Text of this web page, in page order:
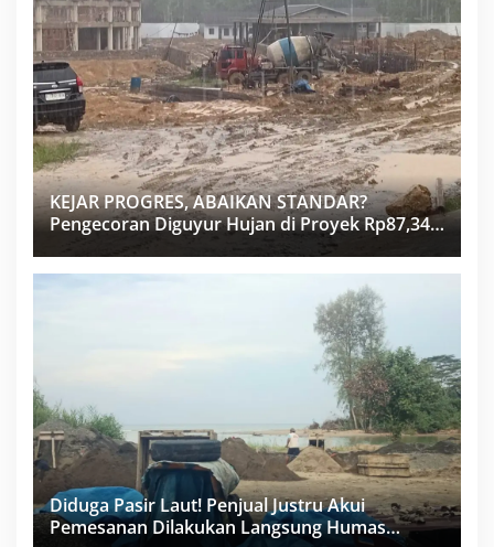
KEJAR PROGRES, ABAIKAN STANDAR?
Pengecoran Diguyur Hujan di Proyek Rp87,34
Miliar Sukma Nias, Konsultan, Pengawas dan
PPK Bungkam
Diduga Pasir Laut! Penjual Justru Akui
Pemesanan Dilakukan Langsung Humas